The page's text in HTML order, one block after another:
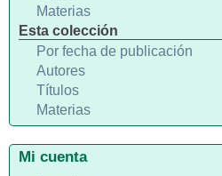
Materias
Esta colección
Por fecha de publicación
Autores
Títulos
Materias
Mi cuenta